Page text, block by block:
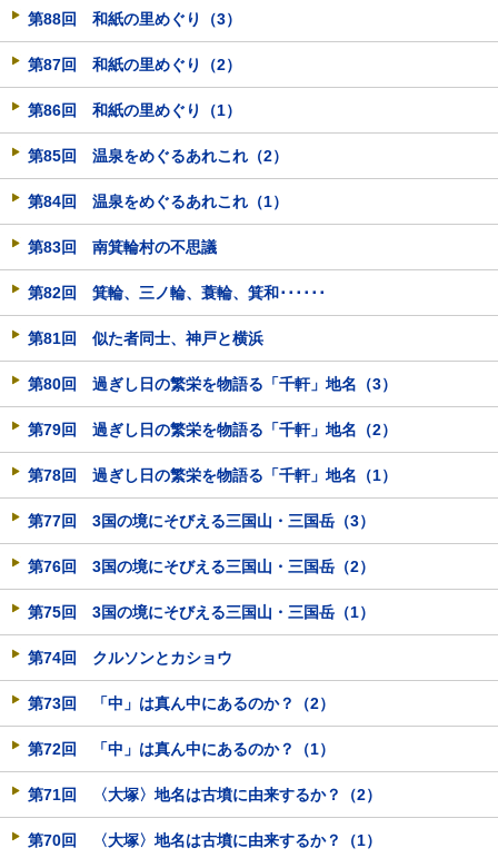
第88回 和紙の里めぐり（3）
第87回 和紙の里めぐり（2）
第86回 和紙の里めぐり（1）
第85回 温泉をめぐるあれこれ（2）
第84回 温泉をめぐるあれこれ（1）
第83回 南箕輪村の不思議
第82回 箕輪、三ノ輪、蓑輪、箕和･･････
第81回 似た者同士、神戸と横浜
第80回 過ぎし日の繁栄を物語る「千軒」地名（3）
第79回 過ぎし日の繁栄を物語る「千軒」地名（2）
第78回 過ぎし日の繁栄を物語る「千軒」地名（1）
第77回 3国の境にそびえる三国山・三国岳（3）
第76回 3国の境にそびえる三国山・三国岳（2）
第75回 3国の境にそびえる三国山・三国岳（1）
第74回 クルソンとカショウ
第73回 「中」は真ん中にあるのか？（2）
第72回 「中」は真ん中にあるのか？（1）
第71回 〈大塚〉地名は古墳に由来するか？（2）
第70回 〈大塚〉地名は古墳に由来するか？（1）